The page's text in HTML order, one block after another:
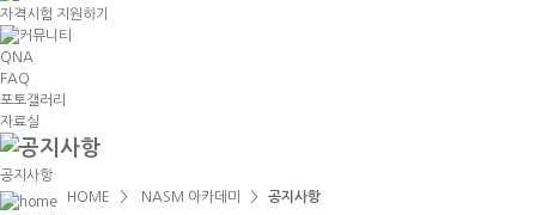
자격시험 지원하기
QNA
FAQ
포토갤러리
자료실
공지사항
HOME
> NASM 아카데미 > 공지사항